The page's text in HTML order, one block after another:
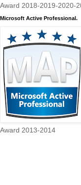
Award 2018-2019-2020-
Microsoft Active Professional.
Award 2013-2014